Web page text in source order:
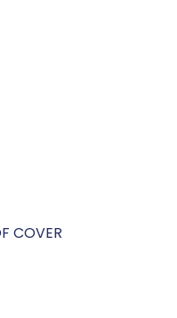
COVER